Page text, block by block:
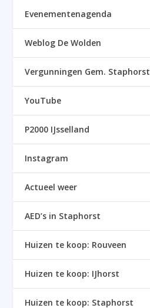
Evenementenagenda
Weblog De Wolden
Vergunningen Gem. Staphorst
YouTube
P2000 IJsselland
Instagram
Actueel weer
AED’s in Staphorst
Huizen te koop: Rouveen
Huizen te koop: IJhorst
Huizen te koop: Staphorst